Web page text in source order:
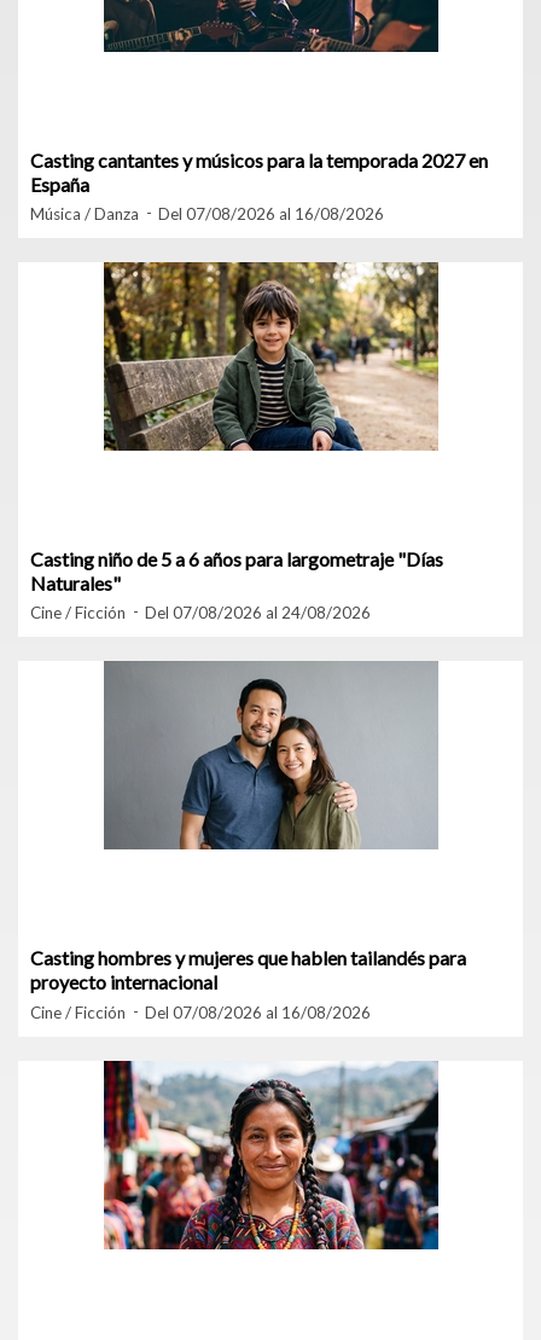
Casting cantantes y músicos para la temporada 2027 en
España
Música / Danza Del 07/08/2026 al 16/08/2026
Casting niño de 5 a 6 años para largometraje "Días
Naturales"
Cine / Ficción Del 07/08/2026 al 24/08/2026
Casting hombres y mujeres que hablen tailandés para
proyecto internacional
Cine / Ficción Del 07/08/2026 al 16/08/2026